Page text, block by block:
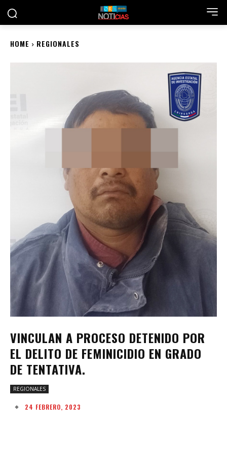
HOME REGIONALES
VINCULAN A PROCESO DETENIDO POR
EL DELITO DE FEMINICIDIO EN GRADO
DE TENTATIVA.
REGIONALES
24 FEBRERO, 2023